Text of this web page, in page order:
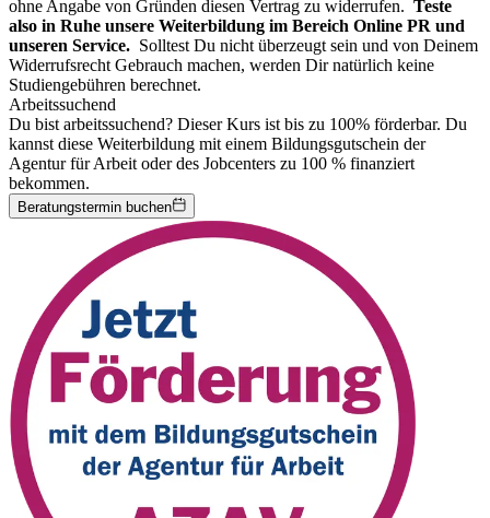
ohne Angabe von Gründen diesen Vertrag zu widerrufen. Teste
also in Ruhe unsere Weiterbildung im Bereich Online PR und
unseren Service. Solltest Du nicht überzeugt sein und von Deinem
Widerrufsrecht Gebrauch machen, werden Dir natürlich keine
Studiengebühren berechnet.
Arbeitssuchend
Du bist arbeitssuchend? Dieser Kurs ist bis zu 100% förderbar. Du
kannst diese Weiterbildung mit einem Bildungsgutschein der
Agentur für Arbeit oder des Jobcenters zu 100 % finanziert
bekommen.
Beratungstermin buchen